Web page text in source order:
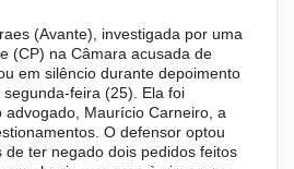
(Avante), investigada por uma
(CP) na Câmara acusada de
em silêncio durante depoimento
feira (25). Ela foi
Maurício Carneiro, a
O defensor optou
de ter negado dois pedidos feitos